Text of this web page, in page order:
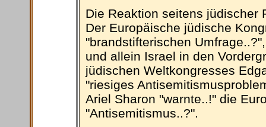
Die Reaktion seitens jüdischer
Der Europäische jüdische
"brandstifterischen
und allein Israel in den
jüdischen Weltkongresses
"riesiges
Ariel Sharon "warnte..!" die
"Antisemitismus..?".